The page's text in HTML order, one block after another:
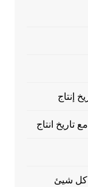
إنتاج
تاريخ انتاج
كل شيئ